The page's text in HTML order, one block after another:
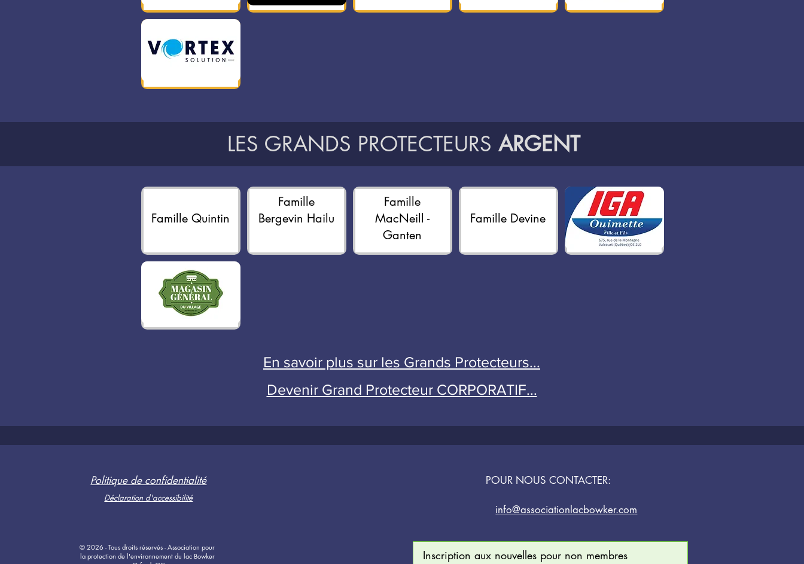
LES GRANDS PROTECTEURS ARGENT
Famille Quintin
Famille
Bergevin Hailu
Famille
MacNeill -
Ganten
Famille Devine
En savoir plus sur les Grands Protecteurs...
Devenir Grand Protecteur CORPORATIF...
Politique de confidentialité
Déclaration d'accessibilité
© 2026 - Tous droits réservés - Association pour
la protection de l'environnement du lac Bowker
POUR NOUS CONTACTER:
info@associationlacbowker.com
Inscription aux nouvelles pour non membres